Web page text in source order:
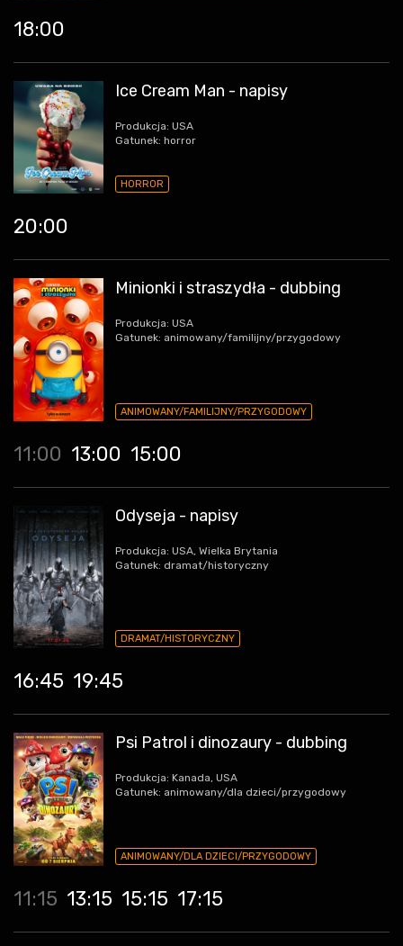
18:00
Ice Cream Man - napisy
Produkcja: USA
Gatunek: horror
HORROR
20:00
Minionki i straszydła - dubbing
Produkcja: USA
Gatunek: animowany/familijny/przygodowy
ANIMOWANY/FAMILIJNY/PRZYGODOWY
11:00 13:00 15:00
Odyseja - napisy
Produkcja: USA, Wielka Brytania
Gatunek: dramat/historyczny
DRAMAT/HISTORYCZNY
16:45 19:45
Psi Patrol i dinozaury - dubbing
Produkcja: Kanada, USA
Gatunek: animowany/dla dzieci/przygodowy
ANIMOWANY/DLA DZIECI/PRZYGODOWY
11:15 13:15 15:15 17:15